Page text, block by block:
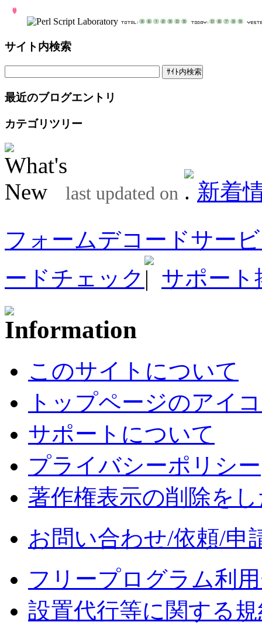
サイト内検索
最近のブログエントリ
カテゴリツリー
last updated on
新着
フォームデコードサー
ードチェック
サポート
このサイトについて
トップページのアイ
サポートについて
プライバシーポリシー
著作権表示の削除を
お問い合わせ/依頼/申
フリープログラム利
設置代行等に関する